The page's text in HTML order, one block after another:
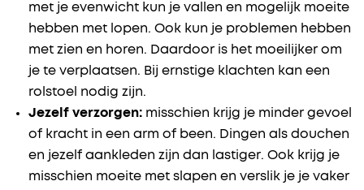
met je evenwicht kun je vallen en mogelijk moeite
hebben met lopen. Ook kun je problemen hebben
met zien en horen. Daardoor is het moeilijker om
je te verplaatsen. Bij ernstige klachten kan een
rolstoel nodig zijn.
Jezelf verzorgen: misschien krijg je minder gevoel
of kracht in een arm of been. Dingen als douchen
en jezelf aankleden zijn dan lastiger. Ook krijg je
misschien moeite met slapen en verslik je je vaker